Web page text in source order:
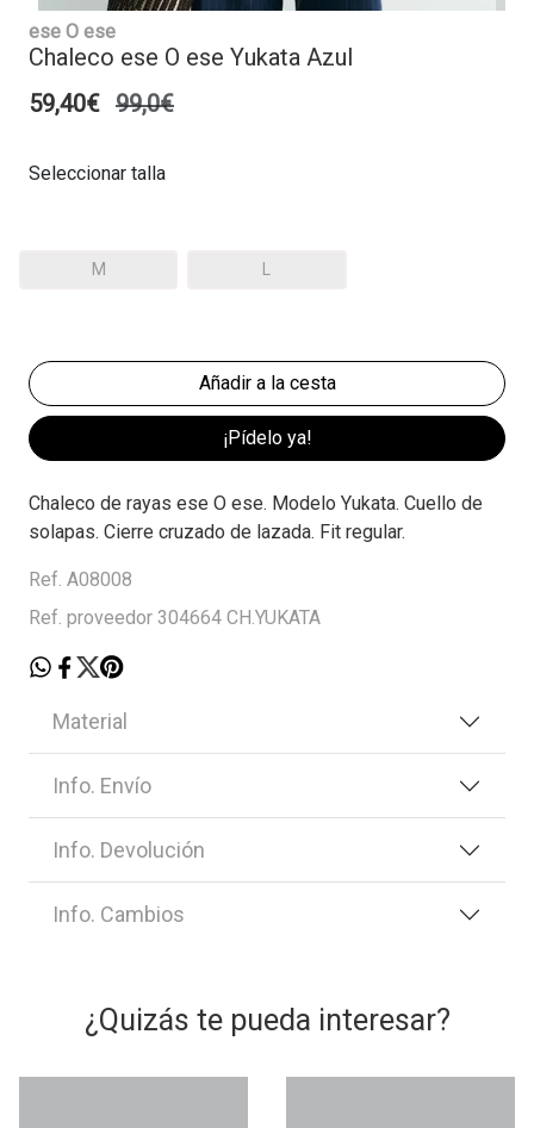
ese O ese
Chaleco ese O ese Yukata Azul
59,40€ 99,0€
Seleccionar talla
M L
¡Pídelo ya!
Chaleco de rayas ese O ese. Modelo Yukata. Cuello de
solapas. Cierre cruzado de lazada. Fit regular.
Ref. A08008
Ref. proveedor 304664 CH.YUKATA
Material
Info. Envío
Info. Devolución
Info. Cambios
¿Quizás te pueda interesar?